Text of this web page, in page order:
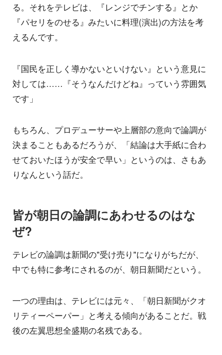
る。それをテレビは、『レンジでチンする』とか
『パセリをのせる』みたいに料理(演出)の方法を考
えるんです。
『国民を正しく導かないといけない』という意見に
対しては……『そうなんだけどね』っていう雰囲気
です」
もちろん、プロデューサーや上層部の意向で論調が
決まることもあるだろうが、「結論は大手紙に合わ
せておいたほうが安全で早い」というのは、さもあ
りなんという話だ。
皆が朝日の論調にあわせるのはな
ぜ?
テレビの論調は新聞の"受け売り"になりがちだが、
中でも特に参考にされるのが、朝日新聞だという。
一つの理由は、テレビには元々、「朝日新聞がクオ
リティーペーパー」と考える傾向があることだ。戦
後の左翼思想全盛期の名残である。